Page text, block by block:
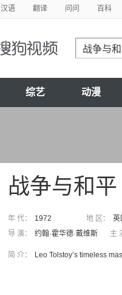
汉语 翻译 问问 百科
综艺 动漫
战争与和平
年 代： 1972 地 区： 英
导 演：
约翰·霍华德·戴维斯 主
简 介： Leo Tolstoy’s timeless